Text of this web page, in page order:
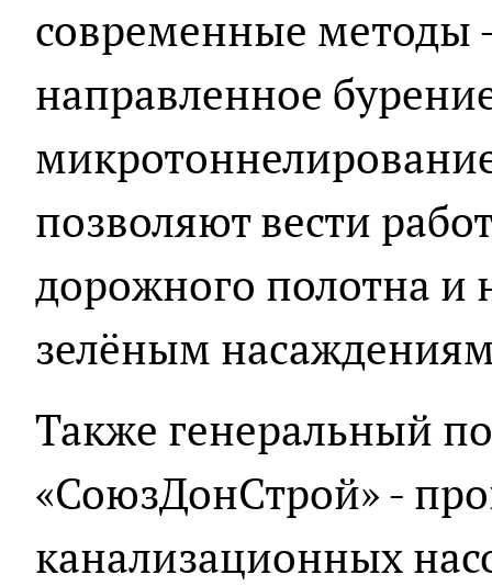
современные методы
направленное
позволяют вести
дорожного полотна и
зелёным
Также генеральный
«СоюзДонСтрой» -
канализационных